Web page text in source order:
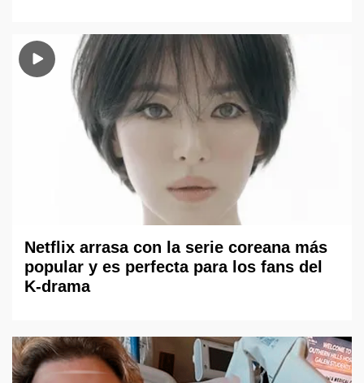
Netflix arrasa con la serie coreana más
popular y es perfecta para los fans del
K-drama